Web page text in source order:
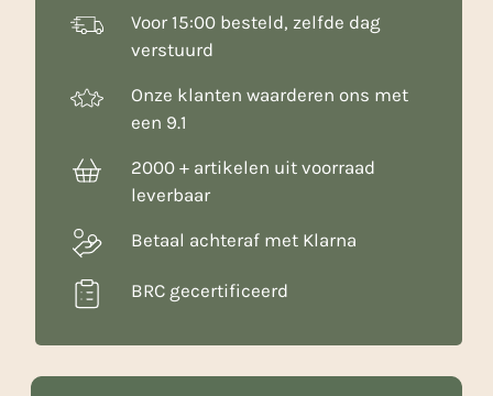
Voor 15:00 besteld, zelfde dag
verstuurd
Onze klanten waarderen ons met
een 9.1
2000 + artikelen uit voorraad
leverbaar
Betaal achteraf met Klarna
BRC gecertificeerd